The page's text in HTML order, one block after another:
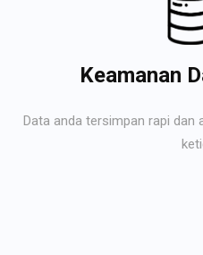
Keamanan
Data anda tersimpan rapi dan